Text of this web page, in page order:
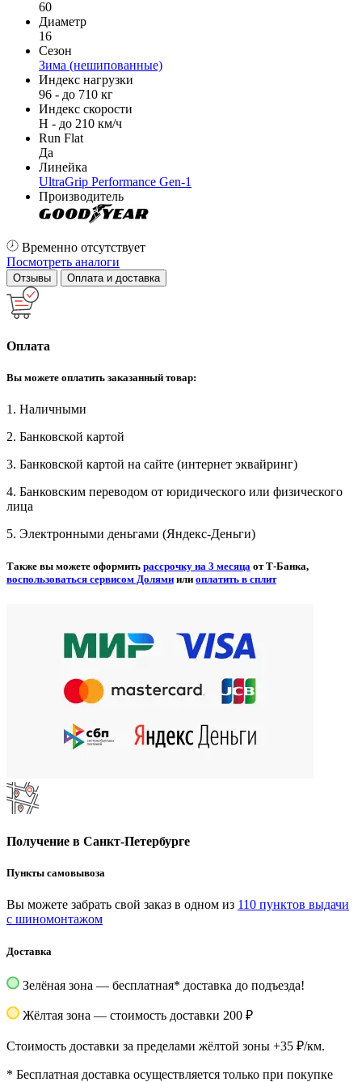
60
Диаметр
16
Сезон
Зима (нешипованные)
Индекс нагрузки
96 - до 710 кг
Индекс скорости
H - до 210 км/ч
Run Flat
Да
Линейка
UltraGrip Performance Gen-1
Производитель
Временно отсутствует
Посмотреть аналоги
Отзывы Оплата и доставка
Оплата
Вы можете оплатить заказанный товар:
1. Наличными
2. Банковской картой
3. Банковской картой на сайте (интернет эквайринг)
4. Банковским переводом от юридического или физического
лица
5. Электронными деньгами (Яндекс-Деньги)
Также вы можете оформить рассрочку на 3 месяца от Т-Банка,
воспользоваться сервисом Долями или оплатить в сплит
Получение в Санкт-Петербурге
Пункты самовывоза
Вы можете забрать свой заказ в одном из 110 пунктов выдачи
с шиномонтажом
Доставка
Зелёная зона — бесплатная* доставка до подъезда!
Жёлтая зона — стоимость доставки 200 ₽
Стоимость доставки за пределами жёлтой зоны +35 ₽/км.
* Бесплатная доставка осуществляется только при покупке